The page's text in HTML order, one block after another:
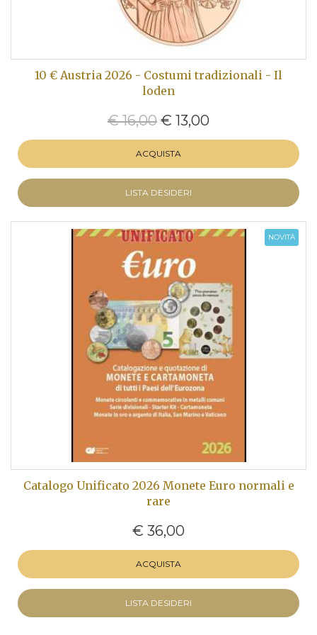
10 € Austria 2026 - Costumi tradizionali - Il
loden
€ 16,00 € 13,00
ACQUISTA
LISTA DESIDERI
NOVITÀ
Catalogo Unificato 2026 Monete Euro normali e
rare
€ 36,00
ACQUISTA
LISTA DESIDERI